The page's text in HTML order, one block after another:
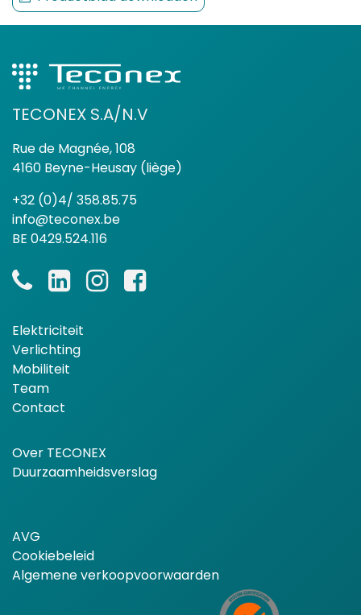
TECONEX S.A/N.V
Rue de Magnée, 108
4160 Beyne-Heusay (liège)
+32 (0)4/ 358.85.75
info@teconex.be
BE 0429.524.116
Elektriciteit
Verlichting
Mobiliteit
Team
Contact
Over TECONEX
Duurzaamheidsverslag
AVG
Cookiebeleid
Algemene verkoopvoorwaarden